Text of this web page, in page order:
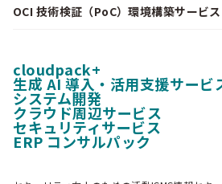
OCI 技術検証（PoC）環境構築サービス
cloudpack+
生成 AI 導入・活用支援サービ
システム開発
クラウド周辺サービス
セキュリティサービス
ERP コンサルパック